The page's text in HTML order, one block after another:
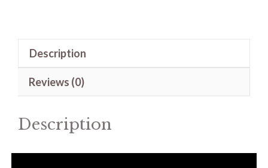
quantity
Description
Reviews (0)
Description